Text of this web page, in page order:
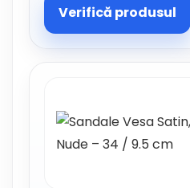
Verifică produsul